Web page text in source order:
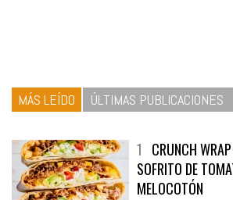
MÁS LEÍDO ÚLTIMAS PUBLICACIONES
1 CRUNCH
SOFRITO DE
MELOCOTÓN